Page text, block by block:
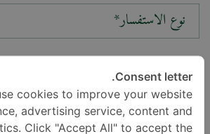
نوع الاستفسار*
الموقع*
Consent letter.
cookies to improve your website
advertising service, content and
Click "Accept All" to accept the